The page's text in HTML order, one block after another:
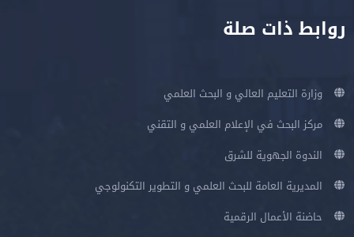
روابط ذات صلة
وزارة التعليم العالي و البحث العلمي
مركز البحث في الإعلام العلمي و التقني
الندوة الجهوية للشرق
المديرية العامة للبحث العلمي و التطوير التكنولوجي
حاضنة الأعمال الرقمية